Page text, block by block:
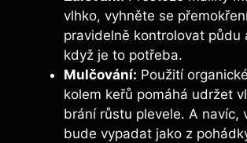
vlhko, vyhněte⁤ se
pravidelně kontrolovat půdu
když je to potřeba.
Mulčování: Použití
kolem keřů pomáhá udržet
brání růstu plevele.‌ A‌ navíc,
bude vypadat⁤ jako z